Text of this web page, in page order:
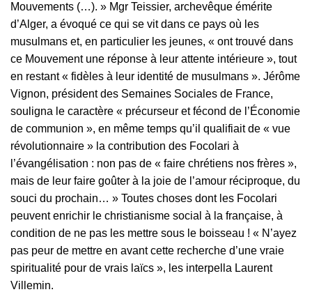
Mouvements (…). » Mgr Teissier, archevêque émérite
d’Alger, a évoqué ce qui se vit dans ce pays où les
musulmans et, en particulier les jeunes, « ont trouvé dans
ce Mouvement une réponse à leur attente intérieure », tout
en restant « fidèles à leur identité de musulmans ». Jérôme
Vignon, président des Semaines Sociales de France,
souligna le caractère « précurseur et fécond de l’Économie
de communion », en même temps qu’il qualifiait de « vue
révolutionnaire » la contribution des Focolari à
l’évangélisation : non pas de « faire chrétiens nos frères »,
mais de leur faire goûter à la joie de l’amour réciproque, du
souci du prochain… » Toutes choses dont les Focolari
peuvent enrichir le christianisme social à la française, à
condition de ne pas les mettre sous le boisseau ! « N’ayez
pas peur de mettre en avant cette recherche d’une vraie
spiritualité pour de vrais laïcs », les interpella Laurent
Villemin.